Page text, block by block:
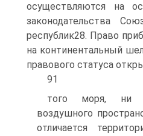
осуществляются на
законодательства
республик28. Право
на континентальный
правового статуса
91
того моря, ни
воздушного
отличается